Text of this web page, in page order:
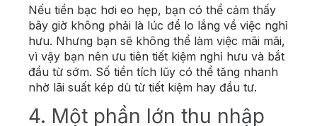
Nếu tiền bạc hơi eo hẹp, bạn có thể cảm thấy
bây giờ không phải là lúc để lo lắng về việc nghỉ
hưu. Nhưng bạn sẽ không thể làm việc mãi mãi,
vì vậy bạn nên ưu tiên tiết kiệm nghỉ hưu và bắt
đầu từ sớm. Số tiền tích lũy có thể tăng nhanh
nhờ lãi suất kép dù từ tiết kiệm hay đầu tư.
4. Một phần lớn thu nhập